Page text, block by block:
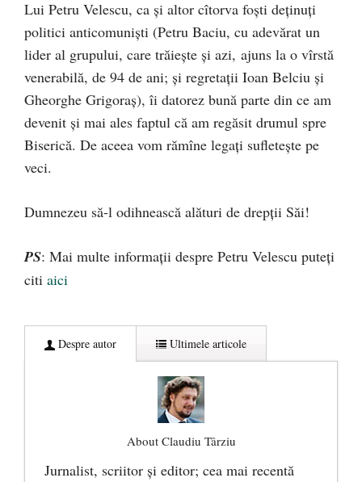
Lui Petru Velescu, ca și altor cîtorva foști deținuți
politici anticomuniști (Petru Baciu, cu adevărat un
lider al grupului, care trăiește și azi, ajuns la o vîrstă
venerabilă, de 94 de ani; și regretații Ioan Belciu și
Gheorghe Grigoraș), îi datorez bună parte din ce am
devenit și mai ales faptul că am regăsit drumul spre
Biserică. De aceea vom rămîne legați sufletește pe
veci.
Dumnezeu să-l odihnească alături de drepții Săi!
PS: Mai multe informații despre Petru Velescu puteți
citi aici
Despre autor Ultimele articole
About Claudiu Târziu
Jurnalist, scriitor şi editor; cea mai recentă